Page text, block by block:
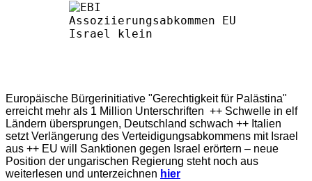
Europäische Bürgerinitiative "Gerechtigkeit für Palästina"
erreicht mehr als 1 Million Unterschriften ++ Schwelle in elf
Ländern übersprungen, Deutschland schwach ++ Italien
setzt Verlängerung des Verteidigungsabkommens mit Israel
aus ++ EU will Sanktionen gegen Israel erörtern – neue
Position der ungarischen Regierung steht noch aus
weiterlesen und unterzeichnen hier